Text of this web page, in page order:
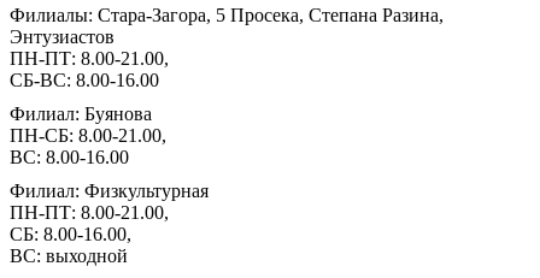
Филиалы: Стара-Загора, 5 Просека, Степана Разина,
Энтузиастов
ПН-ПТ: 8.00-21.00,
СБ-ВС: 8.00-16.00
Филиал: Буянова
ПН-СБ: 8.00-21.00,
ВС: 8.00-16.00
Филиал: Физкультурная
ПН-ПТ: 8.00-21.00,
СБ: 8.00-16.00,
ВС: выходной